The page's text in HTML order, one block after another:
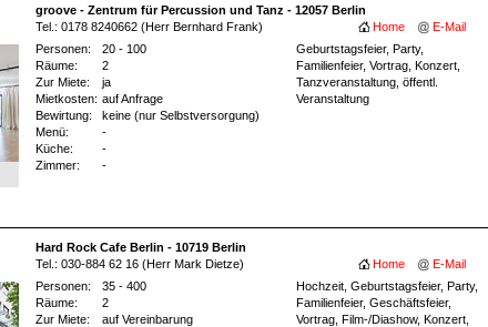
groove - Zentrum für Percussion und Tanz - 12057 Berlin
Tel.: 0178 8240662 (Herr Bernhard Frank)
Home E-Mail
Personen:
20 - 100
Räume:
2
Zur Miete:
ja
Mietkosten: auf Anfrage
Bewirtung:
keine (nur Selbstversorgung)
Menü:
-
Küche:
-
Zimmer:
-
Geburtstagsfeier, Party,
Familienfeier, Vortrag, Konzert,
Tanzveranstaltung, öffentl.
Veranstaltung
Hard Rock Cafe Berlin - 10719 Berlin
Tel.: 030-884 62 16 (Herr Mark Dietze)
Home E-Mail
Personen:
35 - 400
Räume:
2
Zur Miete:
auf Vereinbarung
Hochzeit, Geburtstagsfeier, Party,
Familienfeier, Geschäftsfeier,
Vortrag, Film-/Diashow, Konzert,